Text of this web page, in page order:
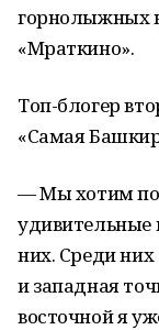
горнолыжных
«Мраткино».
Топ-блогер
«Самая
— Мы хотим
удивительные
них. Среди них
и западная
восточной я